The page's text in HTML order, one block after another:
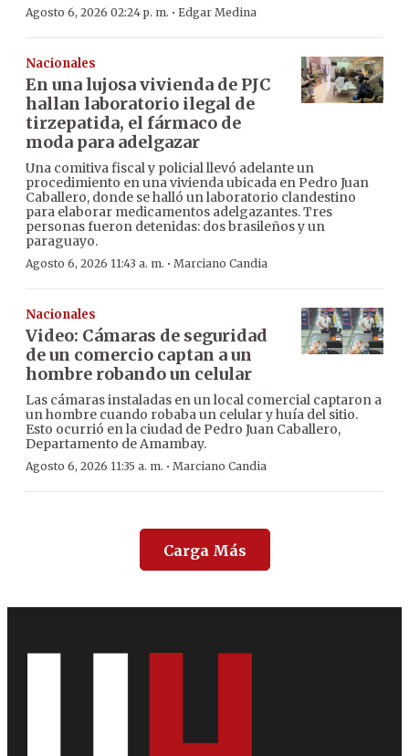
Agosto 6, 2026 02:24 p. m. · Edgar Medina
Nacionales
En una lujosa vivienda de PJC
hallan laboratorio ilegal de
tirzepatida, el fármaco de
moda para adelgazar
Una comitiva fiscal y policial llevó adelante un
procedimiento en una vivienda ubicada en Pedro Juan
Caballero, donde se halló un laboratorio clandestino
para elaborar medicamentos adelgazantes. Tres
personas fueron detenidas: dos brasileños y un
paraguayo.
Agosto 6, 2026 11:43 a. m. · Marciano Candia
Nacionales
Video: Cámaras de seguridad
de un comercio captan a un
hombre robando un celular
Las cámaras instaladas en un local comercial captaron a
un hombre cuando robaba un celular y huía del sitio.
Esto ocurrió en la ciudad de Pedro Juan Caballero,
Departamento de Amambay.
Agosto 6, 2026 11:35 a. m. · Marciano Candia
Carga Más